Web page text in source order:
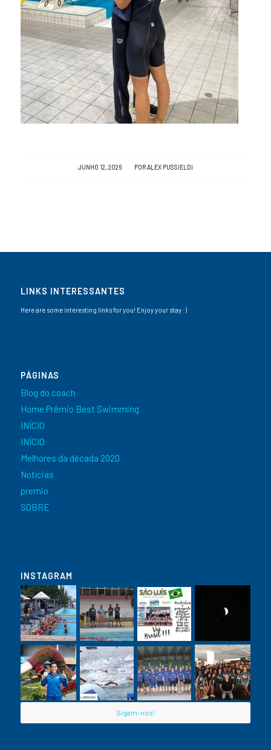
JUNHO 12, 2026
/ POR ALEX PUSSIELDI
LINKS INTERESSANTES
Here are some interesting links for you! Enjoy your stay :)
PÁGINAS
Blog do coach
Home Prêmio Best Swimming
INÍCIO
INÍCIO
Melhores da década 2020
Notícias
premio
SOBRE
INSTAGRAM
Sigam-nos!